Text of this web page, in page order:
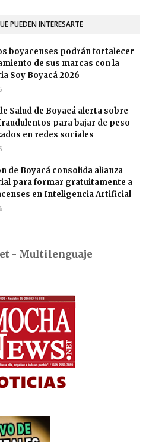
PUEDEN INTERESARTE
boyacenses podrán fortalecer
de sus marcas con la
Soy Boyacá 2026
Salud de Boyacá alerta sobre
para bajar de peso
en redes sociales
de Boyacá consolida alianza
para formar gratuitamente a
en Inteligencia Artificial
- Multilenguaje